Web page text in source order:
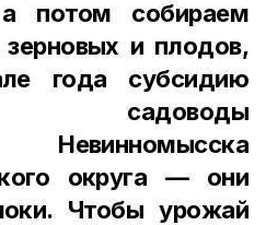
потом собираем
и плодов,
года субсидию
садоводы
округа — они
Чтобы урожай